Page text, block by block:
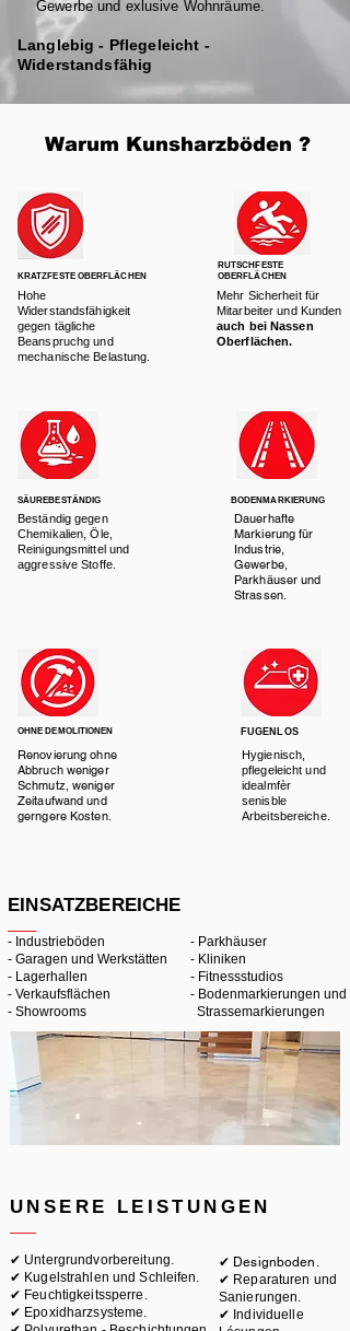
Gewerbe und exlusive Wohnräume.
Langlebig - Pflegeleicht -
Widerstandsfähig
Warum Kunsharzböden ?
KRATZFESTE OBERFLÄCHEN
Hohe
Widerstandsfähigkeit
gegen tägliche
Beanspruchg und
mechanische Belastung.
SÄUREBESTÄNDIG
Beständig gegen
Chemikalien,Öle,
Reinigungsmittel und
aggressive Stoffe.
OHNE DEMOLITIONEN
Renovierung ohne
Abbruch weniger
Schmutz, weniger
Zeitaufwand und
gerngere Kosten.
RUTSCHFESTE
OBERFLÄCHEN
Mehr Sicherheit für
Mitarbeiter und Kunden
auch bei Nassen
Oberflächen.
BODENMARKIERUNG
Dauerhafte
Markierung für
Industrie,
Gewerbe,
Parkhäuser und
Strassen.
FUGENLOS
Hygienisch,
pflegeleicht und
idealmfèr
senisble
Arbeitsbereiche.
EINSATZBEREICHE
- Industrieböden
- Garagen und Werkstätten
- Lagerhallen
- Verkaufsflächen
- Showrooms
- Parkhäuser
- Kliniken
- Fitnessstudios
-
Strassemarkierungen
UNSERE LEISTUNGEN
✔ Untergrundvorbereitung.
✔ Kugelstrahlen und Schleifen.
✔ Feuchtigkeitssperre.
✔ Epoxidharzsysteme.
✔ Designboden.
✔ Reparaturen und
Sanierungen.
✔ Individuelle